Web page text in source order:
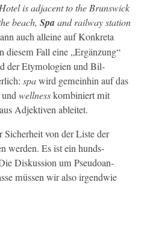
is adja­cent to the Brunswick
beach, Spaand rail­way sta­tion
auch alleine auf Konkre­ta
diesem Fall eine „Ergänzung“
der Ety­molo­gien und Bil­
spawird gemein­hin auf das
well­nesskom­biniert mit
Adjek­tiv­en ableitet.
von der Liste der
wer­den. Es ist ein hunds­
Diskus­sion um Pseudoan­
müssen wir also irgend­wie